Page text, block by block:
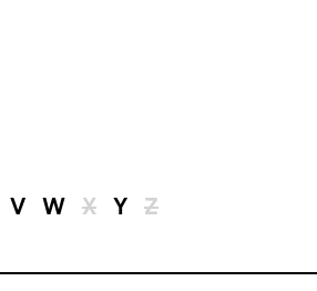
V W X Y Z